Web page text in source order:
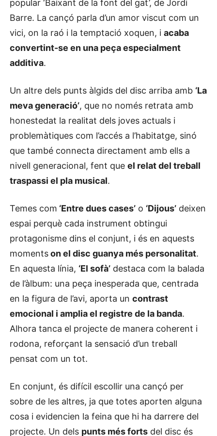
popular ‘Baixant de la font del gat’, de Jordi
Barre. La cançó parla d’un amor viscut com un
vici, on la raó i la temptació xoquen, i acaba
convertint-se en una peça especialment
additiva.
Un altre dels punts àlgids del disc arriba amb ‘La
meva generació’, que no només retrata amb
honestedat la realitat dels joves actuals i
problemàtiques com l’accés a l’habitatge, sinó
que també connecta directament amb ells a
nivell generacional, fent que el relat del treball
traspassi el pla musical.
Temes com ‘Entre dues cases’ o ‘Dijous’ deixen
espai perquè cada instrument obtingui
protagonisme dins el conjunt, i és en aquests
momentson el disc guanya més personalitat.
En aquesta línia, ‘El sofà’ destaca com la balada
de l’àlbum: una peça inesperada que, centrada
en la figura de l’avi, aporta un contrast
emocional i amplia el registre de la banda.
Alhora tanca el projecte de manera coherent i
rodona, reforçant la sensació d’un treball
pensat com un tot.
En conjunt, és difícil escollir una cançó per
sobre de les altres, ja que totes aporten alguna
cosa i evidencien la feina que hi ha darrere del
projecte. Un dels punts més forts del disc és